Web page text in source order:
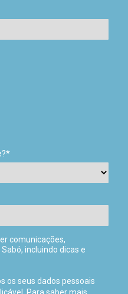
comunicações,
incluindo dicas e
os seus dados pessoais